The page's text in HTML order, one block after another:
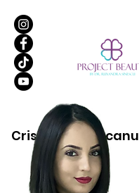
Cristina Berbecanu